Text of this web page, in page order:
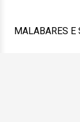
MALABARES E